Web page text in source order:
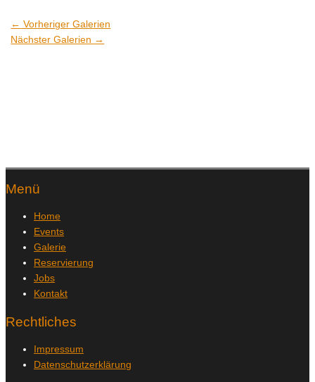
← Vorheriger Galerien
Nächster Galerien →
Menü
Home
Events
Galerie
Reservierung
Jobs
Kontakt
Rechtliches
Impressum
Datenschutzerklärung